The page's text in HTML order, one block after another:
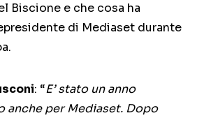
Biscione e che cosa ha
di Mediaset durante
: “E’ stato un anno
anche per Mediaset. Dopo